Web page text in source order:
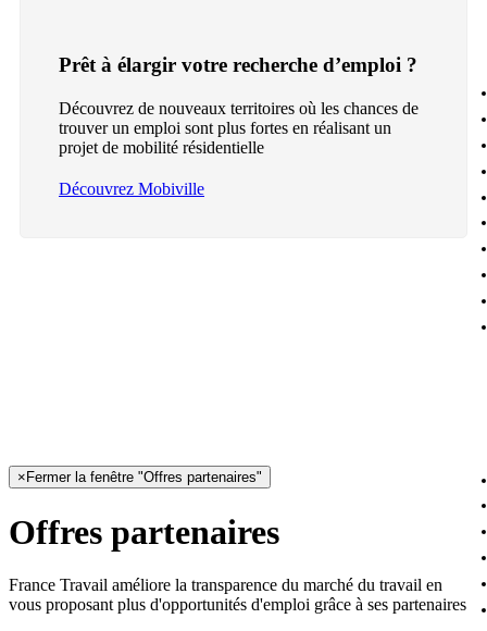
Prêt à élargir votre recherche d’emploi ?
Découvrez de nouveaux territoires où les chances de
trouver un emploi sont plus fortes en réalisant un
projet de mobilité résidentielle
Découvrez Mobiville
× Fermer la fenêtre "Offres partenaires"
Offres partenaires
France Travail améliore la transparence du marché du travail en
vous proposant plus d'opportunités d'emploi grâce à ses partenaires